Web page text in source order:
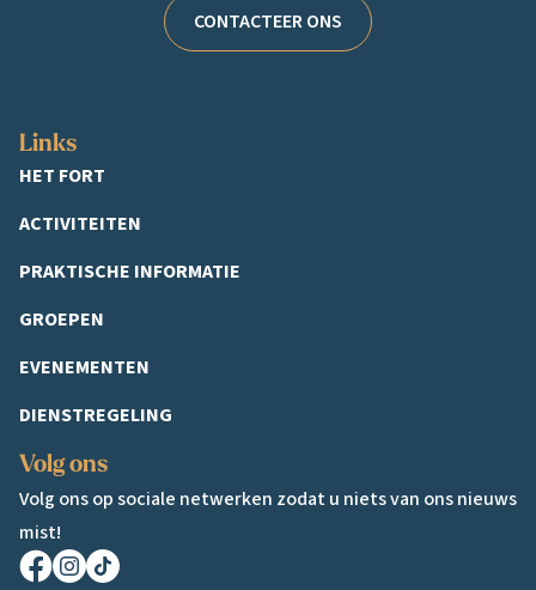
CONTACTEER ONS
Links
HET FORT
ACTIVITEITEN
PRAKTISCHE INFORMATIE
GROEPEN
EVENEMENTEN
DIENSTREGELING
Volg ons
Volg ons op sociale netwerken zodat u niets van ons nieuws
mist!